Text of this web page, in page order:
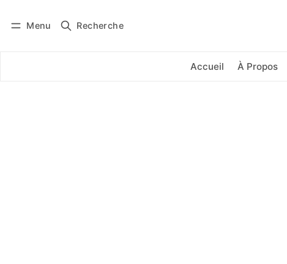
Menu Recherche
Accueil À Propos
Se connecter